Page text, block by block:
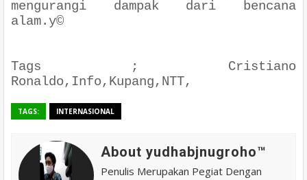
mengurangi dampak dari bencana
alam.y©
Tags ; Cristiano
Ronaldo,Info,Kupang,NTT,
TAGS: INTERNASIONAL
About yudhabjnugroho™️
Penulis Merupakan Pegiat Dengan